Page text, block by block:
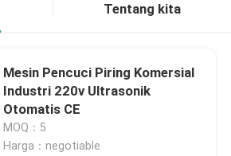
Tentang kita
Mesin Pencuci Piring Komersial
Industri 220v Ultrasonik
Otomatis CE
MOQ：5
Harga：negotiable